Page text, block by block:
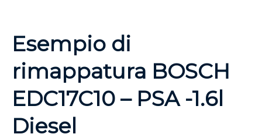
Esempio di
rimappatura BOSCH
EDC17C10 – PSA -1.6l
Diesel